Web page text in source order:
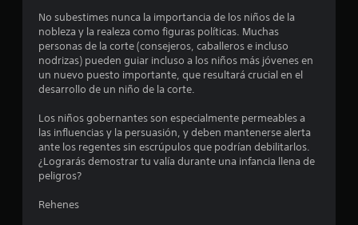
l
s
e
c
No subestimes nunca la importancia de los niños de la
nobleza y la realeza como figuras políticas. Muchas
personas de la corte (consejeros, caballeros e incluso
nodrizas) pueden guiar incluso a los niños más jóvenes en
un nuevo puesto importante, que resultará crucial en el
desarrollo de un niño de la corte.
Los niños gobernantes son especialmente permeables a
las influencias y la persuasión, y deben mantenerse alerta
ante los regentes sin escrúpulos que podrían debilitarlos.
¿Lograrás demostrar tu valía durante una infancia llena de
peligros?
Rehenes